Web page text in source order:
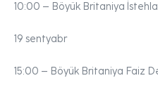
10:00 – Böyük Britaniya
19 sentyabr
15:00 – Böyük Britaniya Faiz